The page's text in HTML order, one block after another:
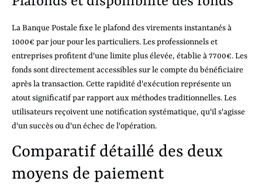
La Banque Postale fixe le plafond des virements instantanés à
1000€ par jour pour les particuliers. Les professionnels et
entreprises profitent d'une limite plus élevée, établie à 7700€. Les
fonds sont directement accessibles sur le compte du bénéficiaire
après la transaction. Cette rapidité d'exécution représente un
atout significatif par rapport aux méthodes traditionnelles. Les
utilisateurs reçoivent une notification systématique, qu'il s'agisse
d'un succès ou d'un échec de l'opération.
Comparatif détaillé des deux
moyens de paiement